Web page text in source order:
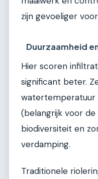
zijn gevoeliger
Duurzaamheid
Hier scoren
significant beter.
watertemperatuur
(belangrijk voor
biodiversiteit en
verdamping.
Traditionele